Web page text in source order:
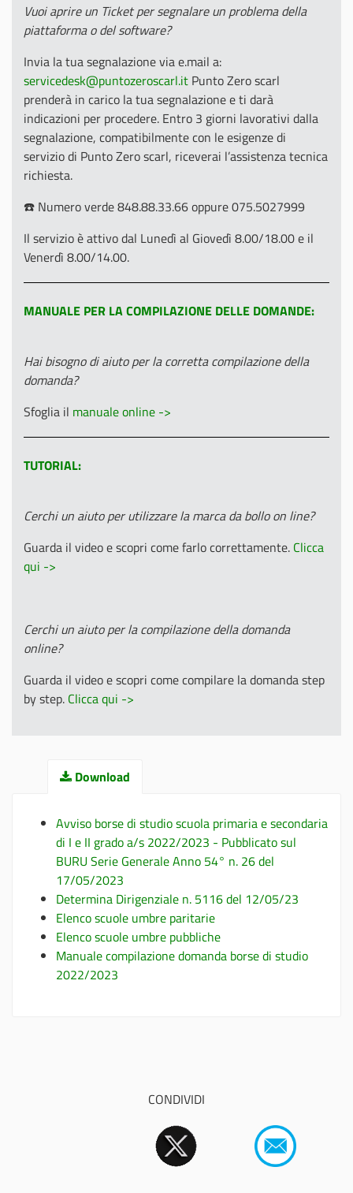
Vuoi aprire un Ticket per segnalare un problema della
piattaforma o del software?
Invia la tua segnalazione via e.mail a:
servicedesk@puntozeroscarl.it Punto Zero scarl
prenderà in carico la tua segnalazione e ti darà
indicazioni per procedere. Entro 3 giorni lavorativi dalla
segnalazione, compatibilmente con le esigenze di
servizio di Punto Zero scarl, riceverai l’assistenza tecnica
richiesta.
☎️ Numero verde 848.88.33.66 oppure 075.5027999
Il servizio è attivo dal Lunedì al Giovedì 8.00/18.00 e il
Venerdì 8.00/14.00.
MANUALE PER LA COMPILAZIONE DELLE DOMANDE:
Hai bisogno di aiuto per la corretta compilazione della
domanda?
Sfoglia il manuale online ->
TUTORIAL:
Cerchi un aiuto per utilizzare la marca da bollo on line?
Guarda il video e scopri come farlo correttamente. Clicca
qui ->
Cerchi un aiuto per la compilazione della domanda
online?
Guarda il video e scopri come compilare la domanda step
by step. Clicca qui ->
Download
Avviso borse di studio scuola primaria e secondaria
di I e II grado a/s 2022/2023 - Pubblicato sul
BURU Serie Generale Anno 54° n. 26 del
17/05/2023
Determina Dirigenziale n. 5116 del 12/05/23
Elenco scuole umbre paritarie
Elenco scuole umbre pubbliche
Manuale compilazione domanda borse di studio
2022/2023
CONDIVIDI